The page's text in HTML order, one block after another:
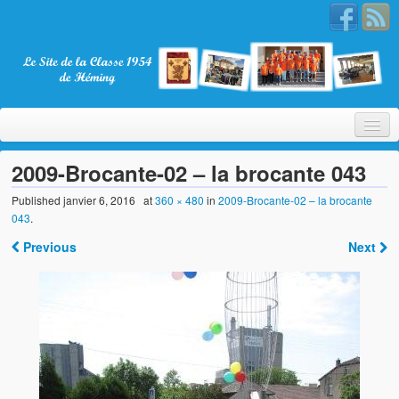
Bienvenue
La Classe 1954
Nos partenaires
2009-Brocante-02 – la brocante 043
Publishedjanvier 6, 2016 at360 × 480 in2009-Brocante-02 – la brocante
043.
Previous Next